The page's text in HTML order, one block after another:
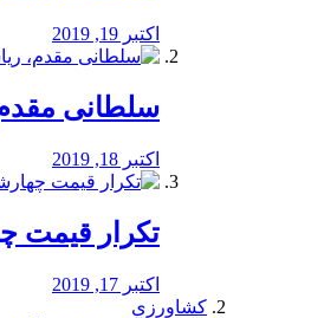
اکتبر 19, 2019
سلطانی
اکتبر 18, 2019
تکرار قیمت
اکتبر 17, 2019
کشاورزی